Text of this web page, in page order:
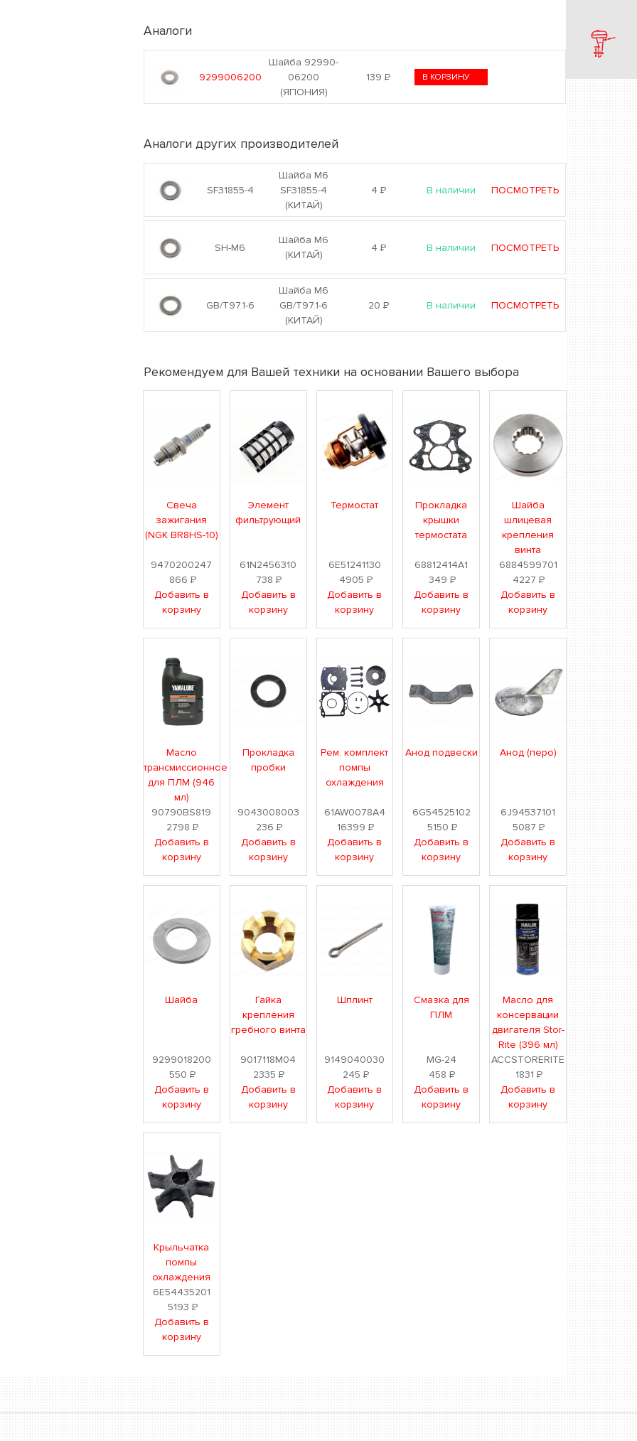
Аналоги
9299006200
Шайба 92990-
06200
(ЯПОНИЯ)
139Р В КОРЗИНУ
Аналоги других производителей
SF31855-4
Шайба M6
SF31855-4
(КИТАЙ)
4 Р В наличии ПОСМОТРЕТЬ
SH-M6
Шайба М6
(КИТАЙ)
4 Р В наличии ПОСМОТРЕТЬ
GB/T97.1-6
Шайба M6
GB/T97.1-6
(КИТАЙ)
20 Р В наличии ПОСМОТРЕТЬ
Рекомендуем для Вашей техники на основании Вашего выбора
Свеча
зажигания
(NGK BR8HS-10)
9470200247
866 Р
Добавить в
корзину
Элемент
фильтрующий
61N2456310
738Р
Добавить в
корзину
Термостат
6E51241130
4905 Р
Добавить в
корзину
Прокладка
крышки
термостата
68812414A1
349 Р
Добавить в
корзину
Шайба
шлицевая
крепления
винта
6884599701
4227Р
Добавить в
корзину
Масло
трансмиссионное
для ПЛМ (946
мл)
90790BS819
2798Р
Добавить в
корзину
Прокладка
пробки
9043008003
236 Р
Добавить в
корзину
Рем. комплект
помпы
охлаждения
61AW0078A4
16399Р
Добавить в
корзину
Анод подвески
6G54525102
5150 Р
Добавить в
корзину
Анод (перо)
6J94537101
5087Р
Добавить в
корзину
Шайба
9299018200
550Р
Добавить в
корзину
Гайка
крепления
гребного винта
9017118M04
2335Р
Добавить в
корзину
Шплинт
9149040030
245 Р
Добавить в
корзину
Смазка для
ПЛМ
MG-24
458Р
Добавить в
корзину
Масло для
консервации
двигателя Stor-
Rite (396 мл)
ACCSTORERITE
1831 Р
Добавить в
корзину
Крыльчатка
помпы
охлаждения
6E54435201
5193 Р
Добавить в
корзину